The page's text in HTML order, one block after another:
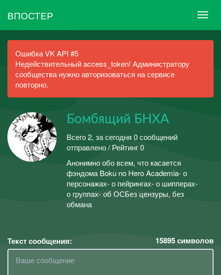
ВПОСТЕР
Ошибка VK API #5
Недействительный access_token! Администратору
сообщества нужно авторизоваться на сервисе
повторно.
Бомбящий БНХА
Всего 2, за сегодня 0 сообщений
отправлено / Рейтинг 0
Анонимно обо всем, что касается
фэндома Boku no Hero Academia- о
персонажах- о пейрингах- о шипперах-
о группах- об ОСБез цензуры, без
обмана
Текст сообщения: 15895символов